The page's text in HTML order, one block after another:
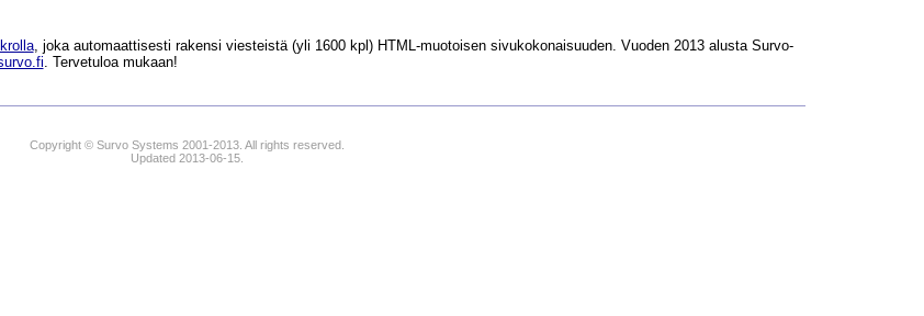
, joka automaattisesti rakensi viesteistä (yli 1600 kpl) HTML-muotoisen sivukokonaisuuden. Vuoden 2013 alusta Survo-
. Tervetuloa mukaan!
Copyright © Survo Systems 2001-2013. All rights reserved.
Updated 2013-06-15.